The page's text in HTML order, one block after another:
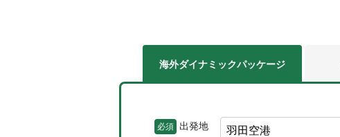
海外ダイナミックパッケージ
必須 出発地 羽田空港